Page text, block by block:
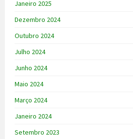
Janeiro 2025
Dezembro 2024
Outubro 2024
Julho 2024
Junho 2024
Maio 2024
Março 2024
Janeiro 2024
Setembro 2023